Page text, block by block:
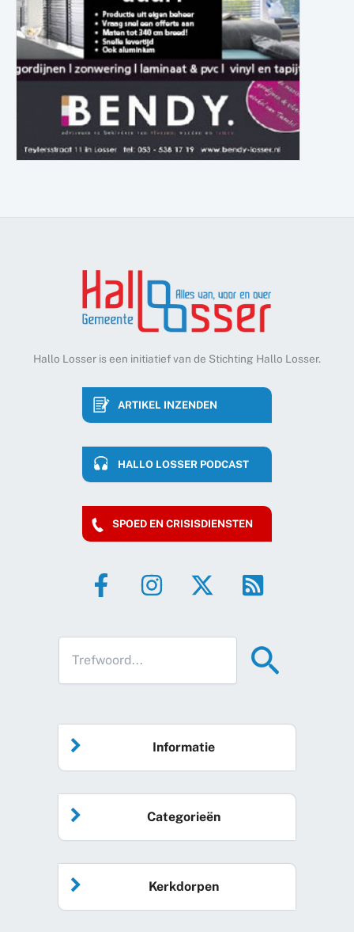
Hallo Losser is een initiatief van de Stichting Hallo Losser.
ARTIKEL INZENDEN
HALLO LOSSER PODCAST
SPOED EN CRISISDIENSTEN
Informatie
Home
Agenda
Categorieën
Algemeen nieuws
Kerkdorpen